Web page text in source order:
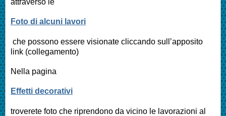
Foto di alcuni lavori
che possono essere visionate cliccando sull’apposito
link (collegamento)
Nella pagina
Effetti decorativi
troverete foto che riprendono da vicino le lavorazioni al